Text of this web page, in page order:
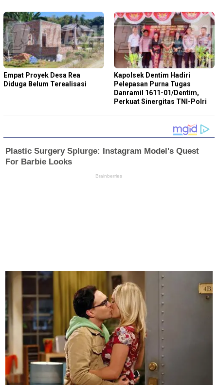
Empat Proyek Desa Rea
Diduga Belum Terealisasi
Kapolsek Dentim Hadiri
Pelepasan Purna Tugas
Danramil 1611-01/Dentim,
Perkuat Sinergitas TNI-Polri